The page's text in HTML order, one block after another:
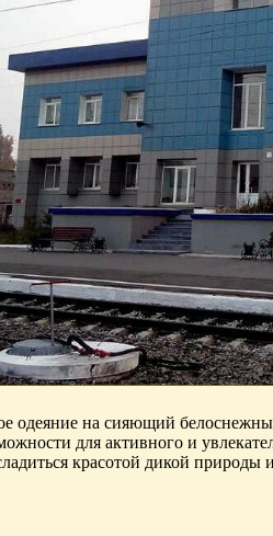
одеяние на сияющий
для активного и
красотой дикой природы